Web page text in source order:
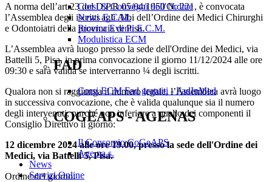
Corsi & Convegni dell'Ordine
News E.C.M.
Ricerca Eventi E.C.M.
Modulistica ECM
FAD
Corsi ECM Fad gratuiti - FadInMed
COGEAPS - AGENAS
Il Consorzio CoGeAPS
Age.na.s.
News
Servizi Online
A norma dell’art.23 del D.P.R 05/04/1950 N. 221, è convocata
l’Assemblea degli iscritti agli Albi dell’Ordine dei Medici Chirurghi
e Odontoiatri della provincia di Pisa.
L’Assemblea avrà luogo presso la sede dell'Ordine dei Medici, via
Battelli 5, Pisa, in prima convocazione il giorno 11/12/2024 alle ore
09:30 e sarà valida se interverranno ¼ degli iscritti.
Qualora non si raggiunga il numero legale, l’Assemblea avrà luogo
in successiva convocazione, che è valida qualunque sia il numero
degli intervenuti, purché non inferiore a quello dei componenti il
Consiglio Direttivo il giorno:
12 dicembre 2024 alle ore 19.00, presso la sede dell'Ordine dei
Medici, via Battelli 5, Pisa.
Ordine del giorno: